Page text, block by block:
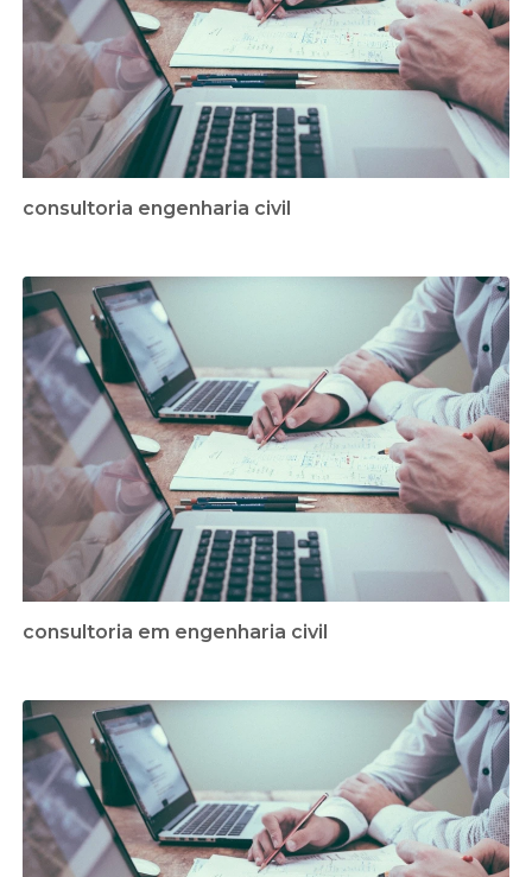
consultoria engenharia civil
consultoria em engenharia civil